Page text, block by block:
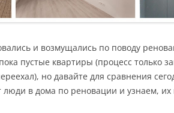
и возмущались по поводу
пустые квартиры (процесс только
но давайте для сравнения
люди в дома по реновации и узнаем,